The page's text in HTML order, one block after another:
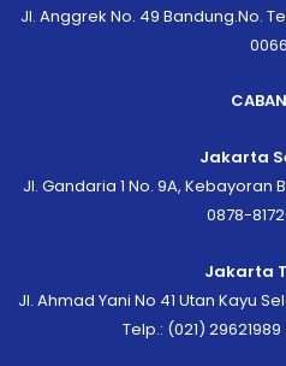
Jl. Anggrek No. 49 Bandung.No.
0066
Jakarta
Jl. Gandaria 1 No. 9A, Kebayoran
0878-
Jakarta
Jl. Ahmad Yani No 41 Utan Kayu
Telp.: (021)